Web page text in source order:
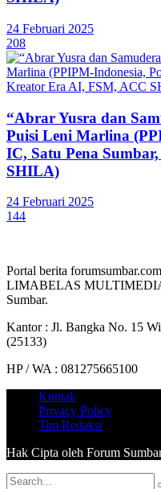
24 Februari 2025
208
“Abrar Yusra dan
Puisi Leni Marlina
IC, Satu Pena
SHILA)
24 Februari 2025
144
Portal berita
LIMABELAS
Sumbar.
Kantor : Jl. Bangka No. 15
(25133)
HP / WA : 081275665100
Kontak
Privacy Policy
Tim Redaksi
Hak Cipta oleh Forum